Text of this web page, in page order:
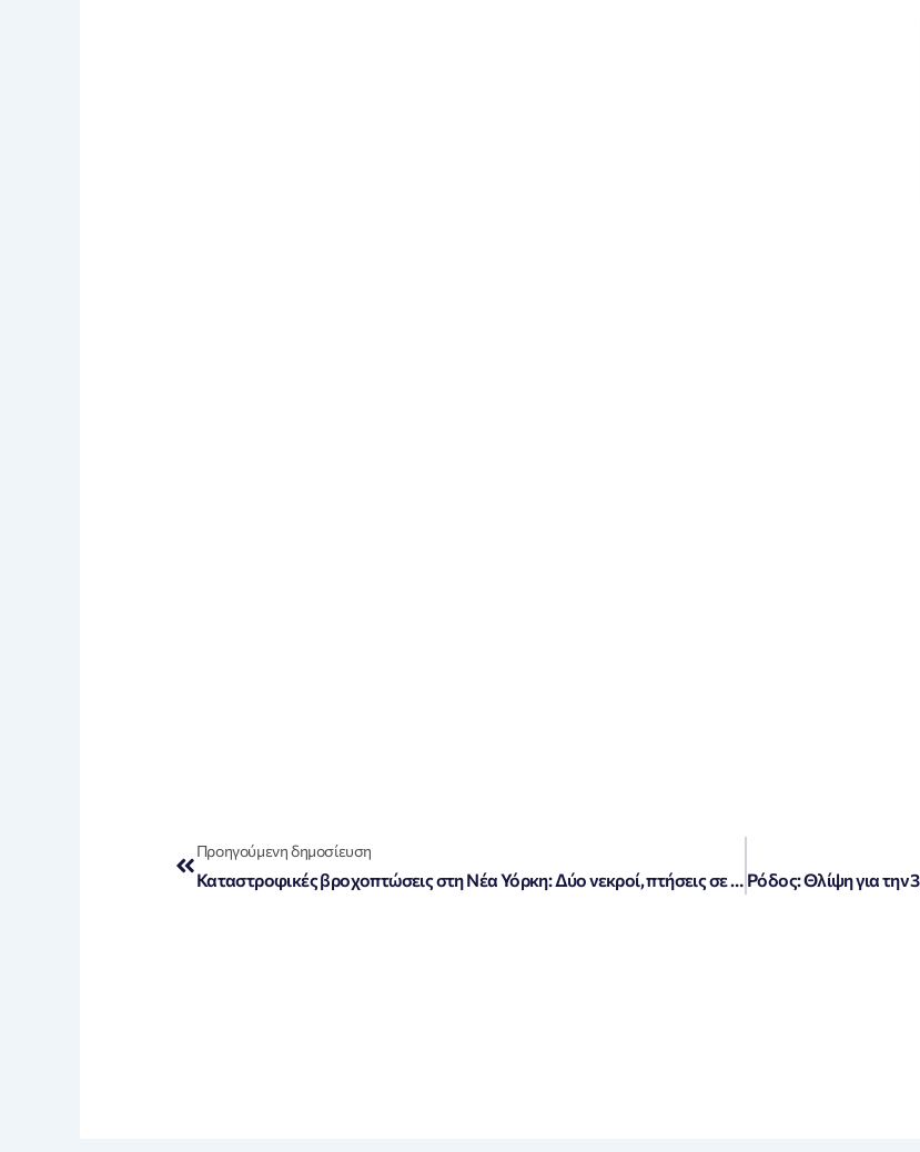
Προηγούμενη δημοσίευση
Καταστροφικές βροχοπτώσεις στη Νέα Υόρκη: Δύο νεκροί, πτήσεις σε αναστάτωση και προειδοποιήσεις για πλημμύρες (Εικόνες & Βίντεο)